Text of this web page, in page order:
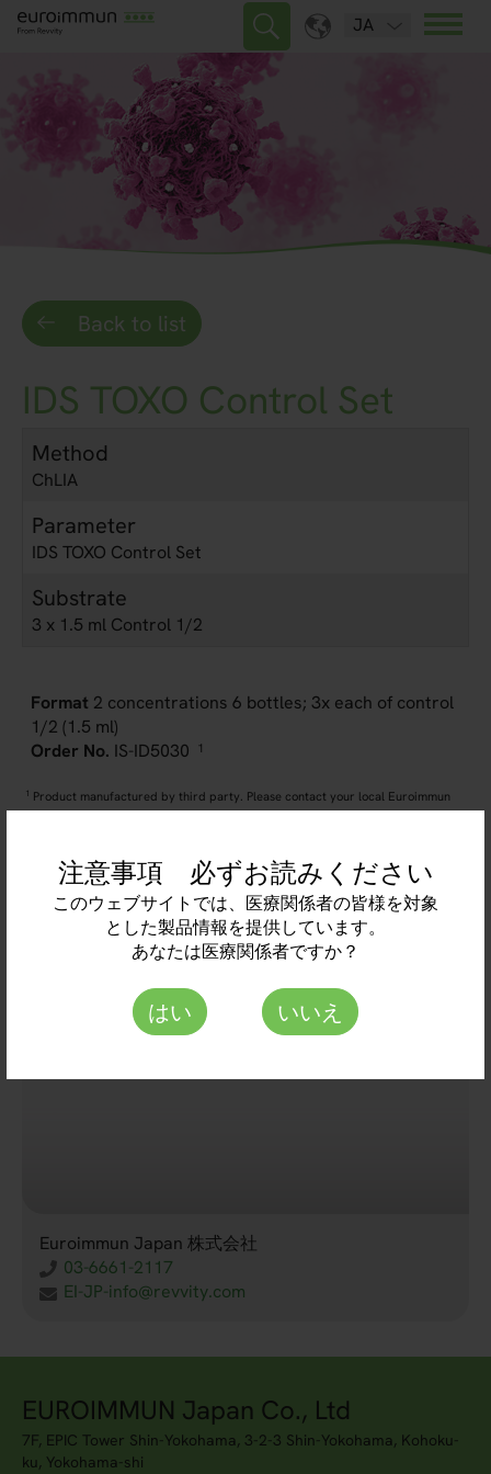
注意事項 必ずお読みください
このウェブサイトでは、医療関係者の皆様を対象
とした製品情報を提供しています。
あなたは医療関係者ですか？
はい いいえ
JA
Back to list
IDS TOXO Control Set
Method
ChLIA
Parameter
IDS TOXO Control Set
Substrate
3 x 1.5 ml Control 1/2
2 concentrations 6 bottles; 3x each of control
1/2 (1.5 ml)
IS-ID5030
1
1 Product manufactured by third party. Please contact your local Euroimmun
Euroimmun Japan 株式会社
03-6661-2117
EI-JP-info@revvity.com
EUROIMMUN Japan Co., Ltd
7F, EPIC Tower Shin-Yokohama, 3-2-3 Shin-Yokohama, Kohoku-
ku, Yokohama-shi